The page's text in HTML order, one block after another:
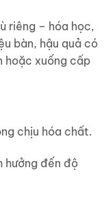
riêng – hóa học,
bàn, hậu quả có
hoặc xuống cấp
chịu hóa chất.
hưởng đến độ